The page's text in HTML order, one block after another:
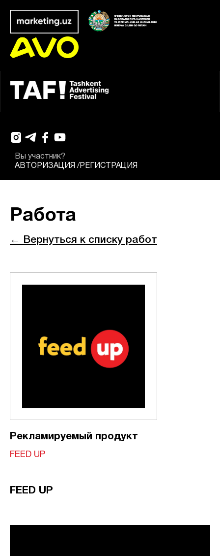
Вы участник?
АВТОРИЗАЦИЯ / РЕГИСТРАЦИЯ
Работа
← Вернуться к списку работ
Рекламируемый продукт
FEED UP
FEED UP